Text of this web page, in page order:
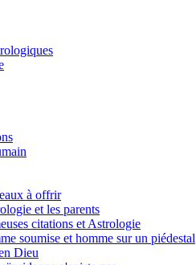
à offrir
et les parents
citations et Astrologie
soumise et homme sur un piédestal
Dieu